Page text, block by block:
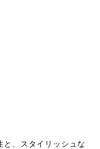
と、スタイリッシュな